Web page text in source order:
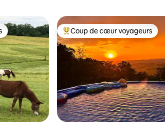
: 4,97 sur 5
plus appréciés Coups de cœur voyageurs les
Coup de cœur voyageurs